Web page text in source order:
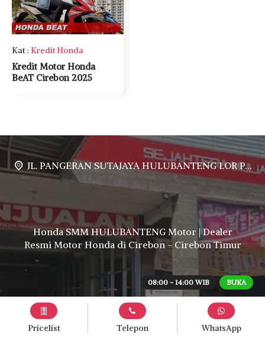
08:00 - 14:00 WIB BUKA
DEALER KAMI
SALES
Kat : Kredit Honda
Kredit Motor Honda
BeAT Cirebon 2025
JL. PANGERAN SUTAJAYA HULUBANTENG LOR PABUARAN CIREBON TIMUR, Ds. Babakan gebang cirebon Gebang udik cirebon Ciledug cirebon Karang wareng cirebon
Telepon WhatsApp
Pricelist
Honda SMM HULUBANTENG Motor | Dealer
Resmi Motor Honda di Cirebon - Cirebon Timur